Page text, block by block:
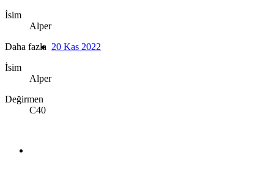
İsim
Alper
Daha fazla
İsim
Alper
Değirmen
C40
20 Kas 2022